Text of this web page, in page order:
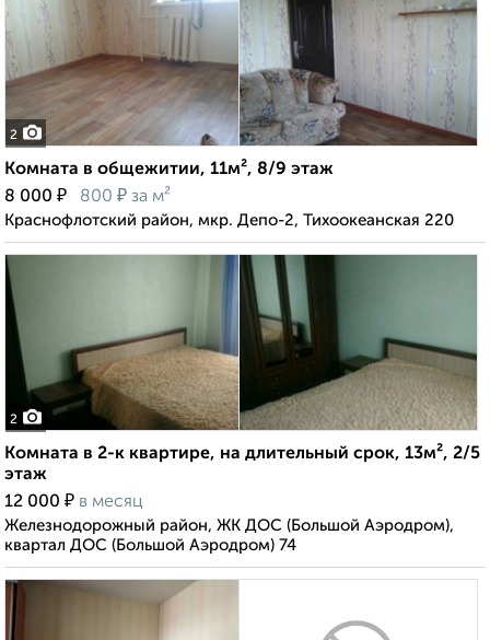
2
Комната в общежитии, 11м², 8/9 этаж
8 000 ₽ 800 ₽ за м²
Краснофлотский район, мкр. Депо-2, Тихоокеанская 220
2
Комната в 2-к квартире, на длительный срок, 13м², 2/5
этаж
12 000 ₽ в месяц
Железнодорожный район, ЖК ДОС (Большой Аэродром),
квартал ДОС (Большой Аэродром) 74